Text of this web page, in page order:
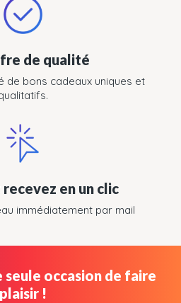
de qualité
de bons cadeaux uniques et
en un clic
immédiatement par mail
seule occasion de faire
plaisir !